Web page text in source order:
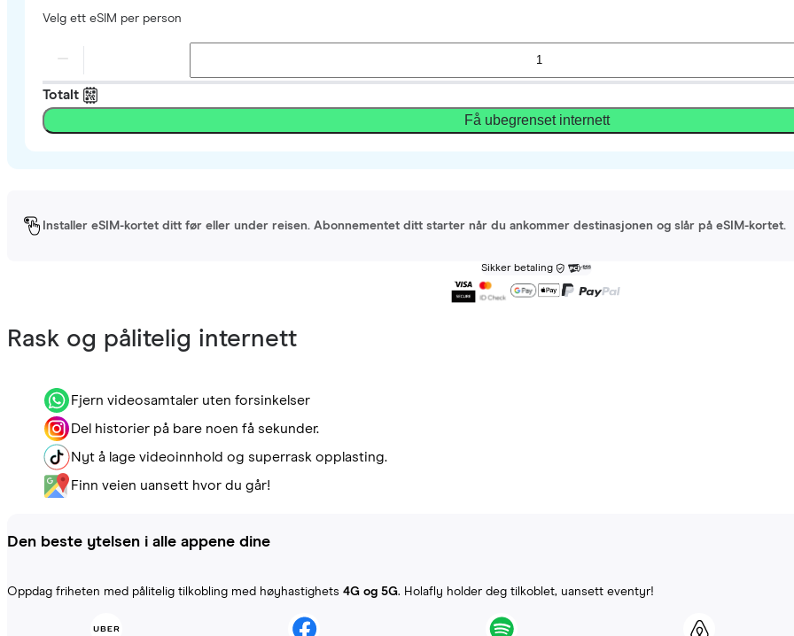
Velg ett eSIM per person
Totalt
Få ubegrenset internett
Installer eSIM-kortet ditt før eller under reisen. Abonnementet ditt starter når du ankommer destinasjonen og slår på eSIM-kortet.
Sikker betaling
Rask og pålitelig internett
Fjern videosamtaler uten forsinkelser
Del historier på bare noen få sekunder.
Nyt å lage videoinnhold og superrask opplasting.
Finn veien uansett hvor du går!
Den beste ytelsen i alle appene dine
Oppdag friheten med pålitelig tilkobling med høyhastighets 4G og 5G. Holafly holder deg tilkoblet, uansett eventyr!